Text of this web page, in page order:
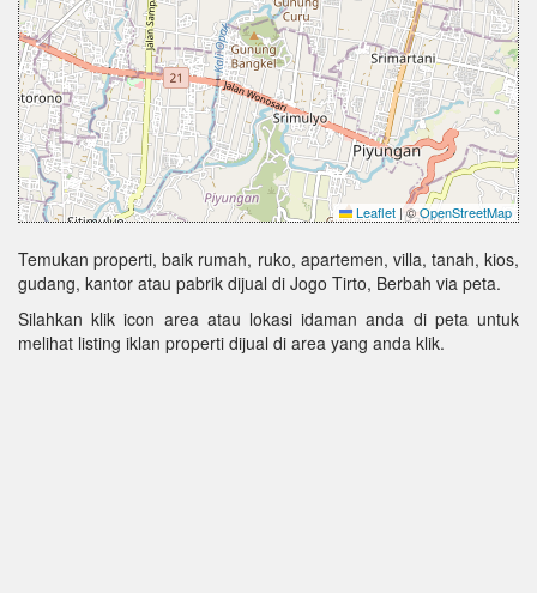
Leaflet |©OpenStreetMap
Temukan properti, baik rumah, ruko, apartemen, villa, tanah, kios,
gudang, kantor atau pabrik dijual di Jogo Tirto, Berbah via peta.
Silahkan klik icon area atau lokasi idaman anda di peta untuk
melihat listing iklan properti dijual di area yang anda klik.